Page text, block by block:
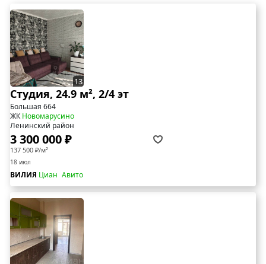
13
Студия, 24.9 м², 2/4 эт
Большая 664
ЖКНовомарусино
Ленинский район
3 300 000 ₽
137 500 ₽/м²
18 июл
ВИЛИЯ Циан Авито